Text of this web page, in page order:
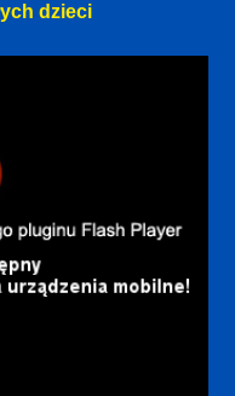
dzieci